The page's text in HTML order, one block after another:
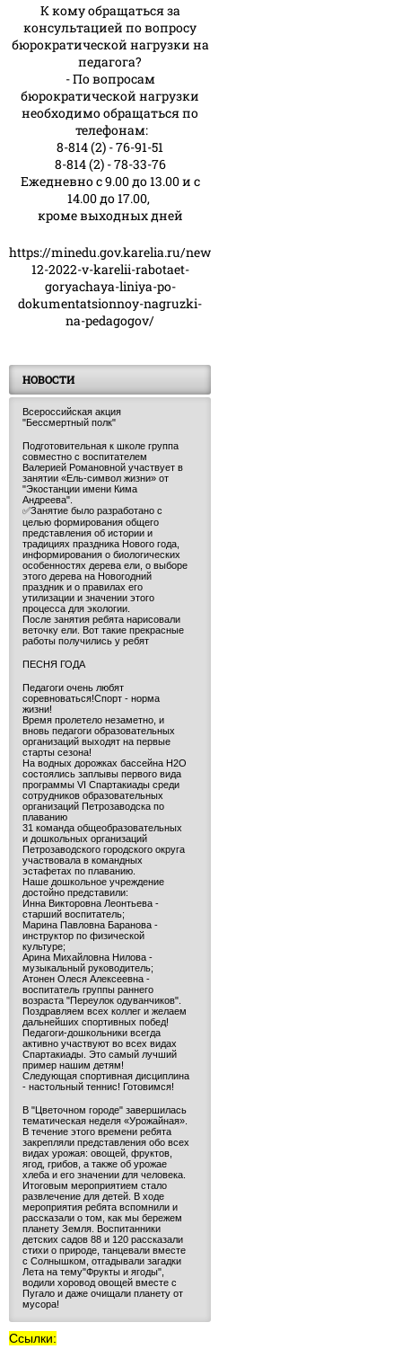
К кому обращаться за
консультацией по вопросу
бюрократической нагрузки на
педагога?
- По вопросам
бюрократической нагрузки
необходимо обращаться по
телефонам:
8-814 (2) - 76-91-51
8-814 (2) - 78-33-76
Ежедневно с 9.00 до 13.00 и с
14.00 до 17.00,
кроме выходных дней
https://minedu.gov.karelia.ru/news/23-
12-2022-v-karelii-rabotaet-
goryachaya-liniya-po-
dokumentatsionnoy-nagruzki-
na-pedagogov/
НОВОСТИ
Всероссийская акция
"Бессмертный полк"
Подготовительная к школе группа
совместно с воспитателем
Валерией Романовной участвует в
занятии «Ель-символ жизни» от
"Экостанции имени Кима
Андреева".
✅Занятие было разработано с
целью формирования общего
представления об истории и
традициях праздника Нового года,
информирования о биологических
особенностях дерева ели, о выборе
этого дерева на Новогодний
праздник и о правилах его
утилизации и значении этого
процесса для экологии.
После занятия ребята нарисовали
веточку ели. Вот такие прекрасные
работы получились у ребят
ПЕСНЯ ГОДА
Педагоги очень любят
соревноваться!Спорт - норма
жизни!
Время пролетело незаметно, и
вновь педагоги образовательных
организаций выходят на первые
старты сезона!
На водных дорожках бассейна H2O
состоялись заплывы первого вида
программы VI Спартакиады среди
сотрудников образовательных
организаций Петрозаводска по
плаванию
31 команда общеобразовательных
и дошкольных организаций
Петрозаводского городского округа
участвовала в командных
эстафетах по плаванию.
Наше дошкольное учреждение
достойно представили:
Инна Викторовна Леонтьева -
старший воспитатель;
Марина Павловна Баранова -
инструктор по физической
культуре;
Арина Михайловна Нилова -
музыкальный руководитель;
Атонен Олеся Алексеевна -
воспитатель группы раннего
возраста "Переулок одуванчиков".
Поздравляем всех коллег и желаем
дальнейших спортивных побед!
Педагоги-дошкольники всегда
активно участвуют во всех видах
Спартакиады. Это самый лучший
пример нашим детям!
Следующая спортивная дисциплина
- настольный теннис! Готовимся!
В "Цветочном городе" завершилась
тематическая неделя «Урожайная».
В течение этого времени ребята
закрепляли представления обо всех
видах урожая: овощей, фруктов,
ягод, грибов, а также об урожае
хлеба и его значении для человека.
Итоговым мероприятием стало
развлечение для детей. В ходе
мероприятия ребята вспомнили и
рассказали о том, как мы бережем
планету Земля. Воспитанники
детских садов 88 и 120 рассказали
стихи о природе, танцевали вместе
с Солнышком, отгадывали загадки
Лета на тему"Фрукты и ягоды",
водили хоровод овощей вместе с
Пугало и даже очищали планету от
мусора!
Ссылки: